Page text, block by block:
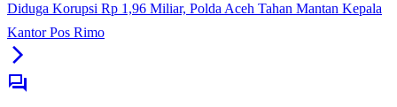
Diduga Korupsi Rp 1,96 Miliar, Polda Aceh Tahan Mantan Kepala
Kantor Pos Rimo